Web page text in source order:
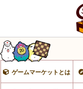
ゲームマーケットとは